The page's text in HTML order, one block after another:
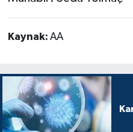
Kaynak: AA